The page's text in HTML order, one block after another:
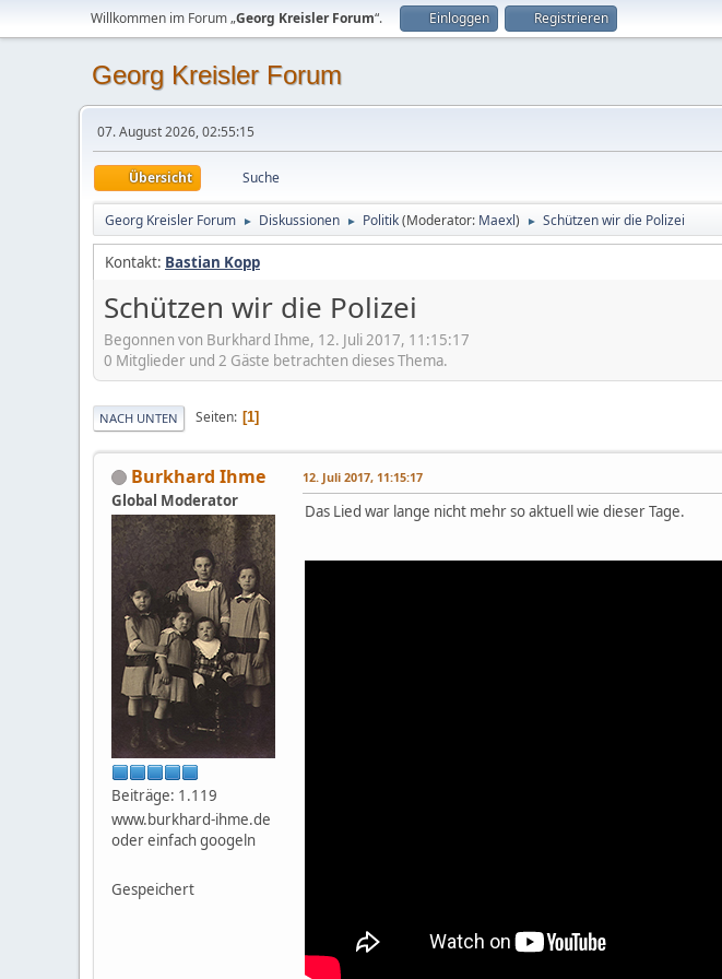
Willkommen im Forum „Georg Kreisler Forum“. Einloggen Registrieren
Georg Kreisler Forum
07. August 2026, 02:55:15
Übersicht Suche
Georg Kreisler Forum ► Diskussionen ► Politik(Moderator: Maexl) ► Schützen wir die Polizei
Kontakt: Bastian Kopp
Schützen wir die Polizei
Begonnen von Burkhard Ihme, 12. Juli 2017, 11:15:17
0 Mitglieder und 2 Gäste betrachten dieses Thema.
NACH UNTEN Seiten 1
Burkhard Ihme
Global Moderator
Beiträge: 1.119
www.burkhard-ihme.de
oder einfach googeln
Gespeichert
12. Juli 2017, 11:15:17
Das Lied war lange nicht mehr so aktuell wie dieser Tage.